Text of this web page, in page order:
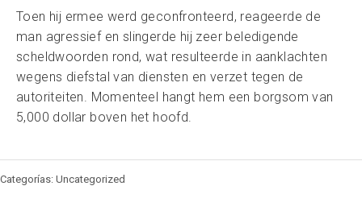
Toen hij ermee werd geconfronteerd, reageerde de
man agressief en slingerde hij zeer beledigende
scheldwoorden rond, wat resulteerde in aanklachten
wegens diefstal van diensten en verzet tegen de
autoriteiten. Momenteel hangt hem een borgsom van
5,000 dollar boven het hoofd.
Categorías: Uncategorized